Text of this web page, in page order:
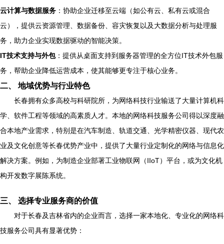
云计算与数据服务 ：协助企业迁移至云端（如公有云、私有云或混合
云），提供云资源管理、数据备份、容灾恢复以及大数据分析与处理服
务，助力企业实现数据驱动的智能决策。
IT技术支持与外包：提供从桌面支持到服务器管理的全方位IT技术外包服
务，帮助企业降低运营成本，使其能够更专注于核心业务。
二、 地域优势与行业特色
长春拥有众多高校与科研院所，为网络科技行业输送了大量计算机科
学、软件工程等领域的高素质人才。本地的网络科技服务公司得以深度融
合本地产业需求，特别是在汽车制造、轨道交通、光学精密仪器、现代农
业及文化创意等长春优势产业中，提供了大量行业定制化的网络与信息化
解决方案。例如，为制造企业部署工业物联网（IIoT）平台，或为文化机
构开发数字展陈系统。
三、 选择专业服务商的价值
对于长春及吉林省内的企业而言，选择一家本地化、专业化的网络科
技服务公司具有显著优势：